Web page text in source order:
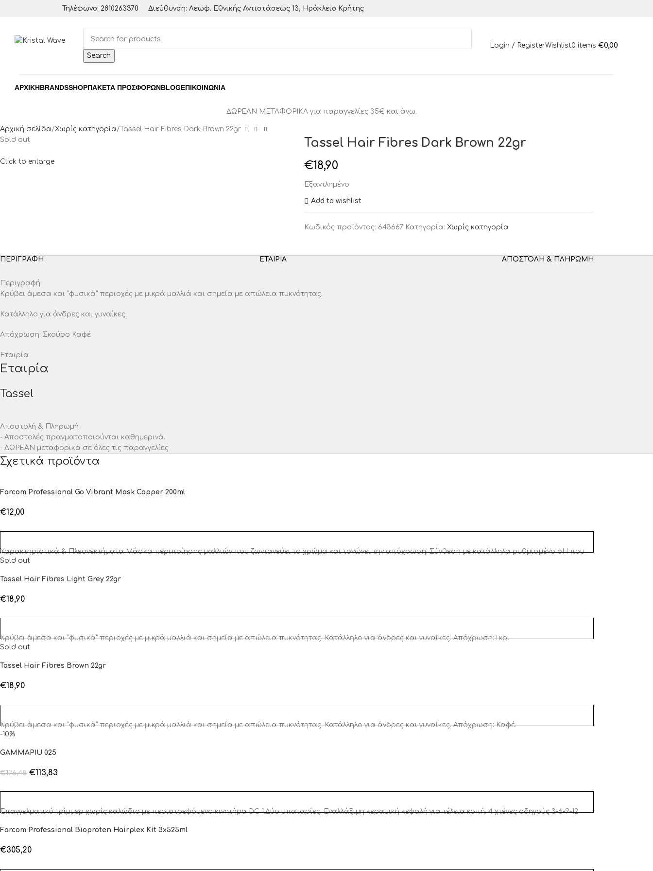
Τηλέφωνο: 2810263370 Διεύθυνση: Λεωφ. Εθνικής Αντιστάσεως 13, Ηράκλειο Κρήτης
Search
Login / RegisterWishlist0 items €0,00
ΑΡΧΙΚΗBRANDSSHOPΠΑΚΈΤΑ ΠΡΟΣΦΟΡΏΝBLOGΕΠΙΚΟΙΝΩΝΙΑ
ΔΩΡΕΑΝ ΜΕΤΑΦΟΡΙΚΑ για παραγγελίες 35€ και άνω.
Αρχική σελίδα Χωρίς κατηγορία
Tassel Hair Fibres Dark Brown 22gr
Sold out
Click to enlarge
Tassel Hair Fibres Dark Brown 22gr
€18,90
Εξαντλημένο
Add to wishlist
Κωδικός προϊόντος: 643667 Κατηγορία: Χωρίς κατηγορία
ΠΕΡΙΓΡΑΦΉ ΕΤΑΙΡΊΑ ΑΠΟΣΤΟΛΉ & ΠΛΗΡΩΜΉ
Περιγραφή
Κρύβει άμεσα και ”φυσικά” περιοχές με μικρά μαλλιά και σημεία με απώλεια πυκνότητας.
Κατάλληλο για άνδρες και γυναίκες.
Απόχρωση: Σκούρο Καφέ
Εταιρία
Εταιρία
Tassel
Αποστολή & Πληρωμή
- Αποστολές πραγματοποιούνται καθημερινά.
- ΔΩΡΕΑΝ μεταφορικά σε όλες τις παραγγελίες
Σχετικά προϊόντα
Farcom Professional Go Vibrant Mask Copper 200ml
€12,00
Χαρακτηριστικά & Πλεονεκτήματα Μάσκα περιποίησης μαλλιών που ζωντανεύει το χρώμα και τονώνει την απόχρωση. Σύνθεση με κατάλληλα ρυθμισμένο pH που
Sold out
Tassel Hair Fibres Light Grey 22gr
€18,90
Κρύβει άμεσα και ”φυσικά” περιοχές με μικρά μαλλιά και σημεία με απώλεια πυκνότητας. Κατάλληλο για άνδρες και γυναίκες. Απόχρωση: Γκρι
Sold out
Tassel Hair Fibres Brown 22gr
€18,90
Κρύβει άμεσα και ”φυσικά” περιοχές με μικρά μαλλιά και σημεία με απώλεια πυκνότητας. Κατάλληλο για άνδρες και γυναίκες. Απόχρωση: Καφέ.
-10%
GAMMAPIU 025
€126,48 €113,83
Επαγγελματικό τρίμμερ χωρίς καλώδιο με περιστρεφόμενο κινητήρα DC 1.Δύο μπαταρίες. Εναλλάξιμη κεραμική κεφαλή για τέλεια κοπή. 4 χτένες οδηγούς 3-6-9-12
Farcom Professional Bioproten Hairplex Kit 3x525ml
€305,20